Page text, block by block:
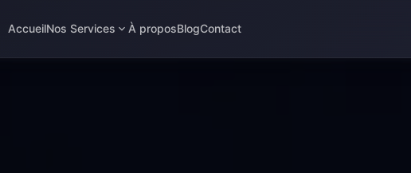
AccueilNos Services À proposBlogContact